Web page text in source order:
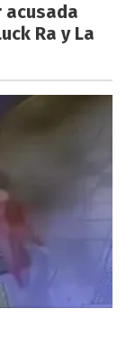
acusada
Ra y La